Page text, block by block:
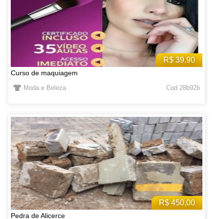
R$ 39.90
Curso de maquiagem
Moda e Beleza Cod 28b92b
R$ 450,00
Pedra de Alicerce